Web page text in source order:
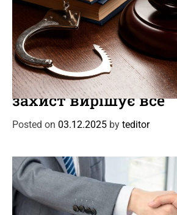
C
a
t
e
g
e
s
Новини Події
Кримінальний
захист вирішує все
Posted on 03.12.2025 by teditor